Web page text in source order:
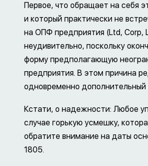
Первое, что обращает на себя
и который практически не
на ОПФ предприятия (Ltd, Corp,
неудивительно, поскольку
форму предполагающую
предприятия. В этом причина
одновременно дополнительный
Кстати, о надежности: Любое
случае горькую усмешку,
обратите внимание на даты
1805.